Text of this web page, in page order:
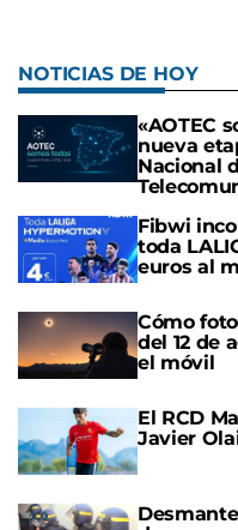
NOTICIAS DE HOY
«AOTEC
nueva
Nacional
Fibwi
toda
euros al
Cómo
del 12 de
el móvil
El RCD
Javier